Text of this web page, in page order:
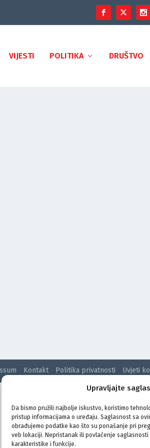
Upravljajte
Da bismo pružili najbolje iskustvo, koristimo
pristup informacijama o uređaju. Saglasnost sa
obrađujemo podatke kao što su ponašanje pri
veb lokaciji. Nepristanak ili povlačenje
karakteristike i funkcije.
VIJESTI POLITIKA DRUŠTVO
Kontakt Politika privatnosti Uvjeti